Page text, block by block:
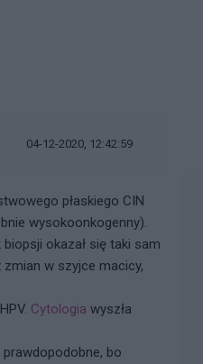
04-12-2020, 12:42:59
płaskiego CIN
wysokoonkogenny).
okazał się taki sam
zmian w szyjce macicy,
Cytologia wyszła
bo